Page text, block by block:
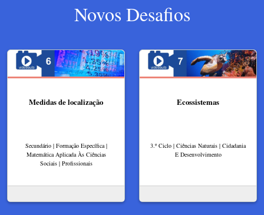
Novos Desafios
Medidas de localização
Secundário | Formação Específica |
Matemática Aplicada Às Ciências
Sociais | Profissionais
Ecossistemas
3.º Ciclo | Ciências Naturais | Cidadania
E Desenvolvimento